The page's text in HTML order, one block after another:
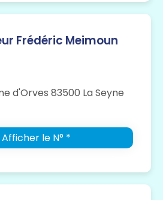
Frédéric Meimoun
d'Orves 83500 La Seyne
le N° *